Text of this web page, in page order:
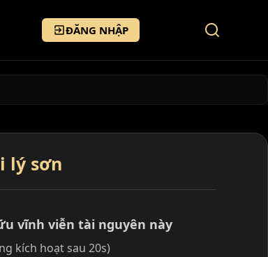
ĐĂNG NHẬP
lý sơn
vĩnh viễn tài nguyên này
kích hoạt sau 20s)